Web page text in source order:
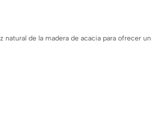
de la madera de acacia para ofrecer un